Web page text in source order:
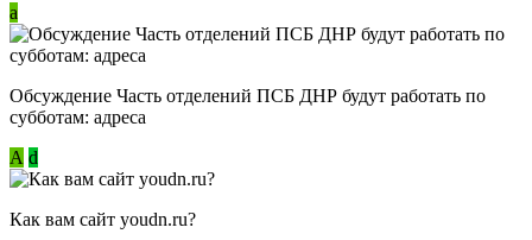
a
Обсуждение Часть отделений ПСБ ДНР будут работать по
субботам: адреса
А d
Как вам сайт youdn.ru?